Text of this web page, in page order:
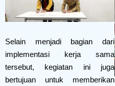
Selain menjadi bagian dari
implementasi kerja sama
tersebut, kegiatan ini juga
bertujuan untuk memberikan